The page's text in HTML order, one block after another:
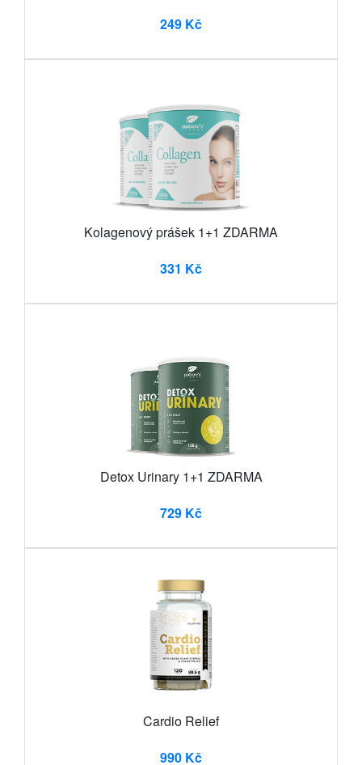
249 Kč
Kolagenový prášek 1+1 ZDARMA
331 Kč
Detox Urinary 1+1 ZDARMA
729 Kč
Cardio Relief
990 Kč